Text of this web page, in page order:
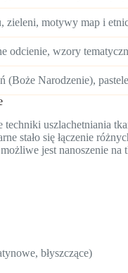
zieleni, motywy map i
odcienie, wzory
(Boże Narodzenie),
uszlachetniania
stało się łączenie
jest nanoszenie
błyszczące)